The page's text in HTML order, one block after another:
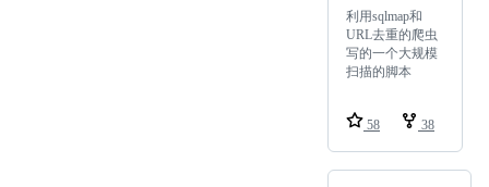
利用sqlmap和
URL去重的爬虫
写的一个大规模
扫描的脚本
58 38